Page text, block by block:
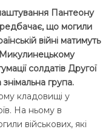
Пантеону
що могили
війні матимуть
солдатів Другої
група.
кладовищі у
На ньому в
військових, які